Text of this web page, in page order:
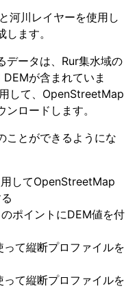
河川レイヤーを使用し
ます。
データは、Rur集水域の
が含まれていま
して、OpenStreetMap
ロードします。
ことができるようにな
してOpenStreetMap
ポイントにDEM値を付
て縦断プロファイルを
て縦断プロファイルを